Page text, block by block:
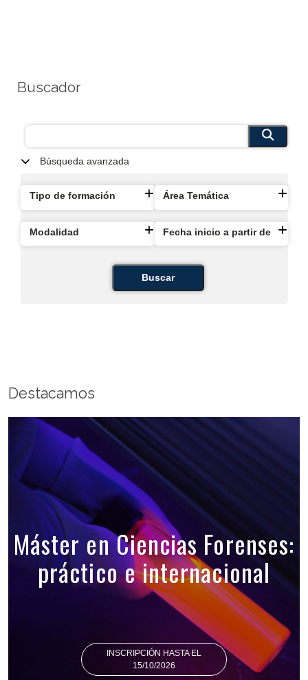
Buscador
Búsqueda avanzada
Tipo de formación Área Temática
Modalidad Fecha inicio a partir de
Buscar
Destacamos
Máster en Ciencias Forenses:
práctico e internacional
INSCRIPCIÓN HASTA EL
15/10/2026